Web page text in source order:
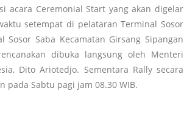
acara Ceremonial Start yang akan digelar
setempat di pelataran Terminal Sosor
Saba Kecamatan Girsang Sipangan
dibuka langsung oleh Menteri
Dito Ariotedjo. Sementara Rally secara
Sabtu pagi jam 08.30 WIB.